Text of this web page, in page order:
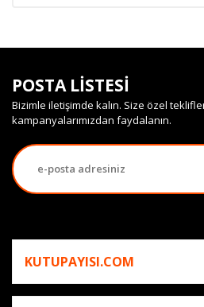
POSTA LİSTESİ
Bizimle iletişimde kalın. Size özel
kampanyalarımızdan faydalanın.
KUTUPAYISI.COM